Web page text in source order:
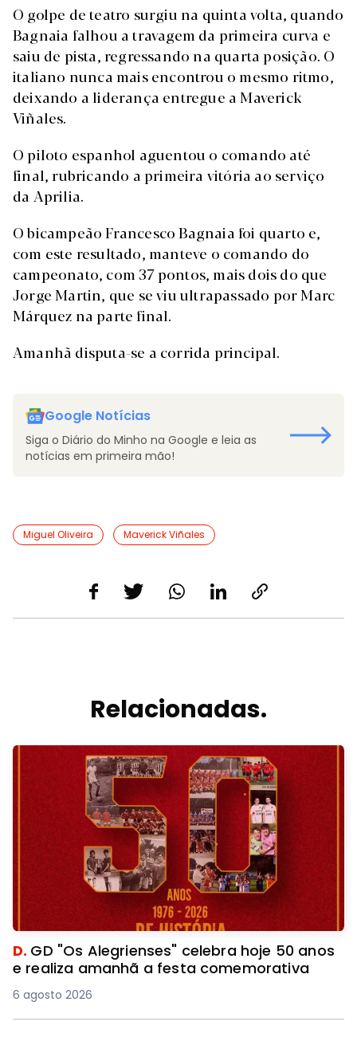
O golpe de teatro surgiu na quinta volta, quando
Bagnaia falhou a travagem da primeira curva e
saiu de pista, regressando na quarta posição. O
italiano nunca mais encontrou o mesmo ritmo,
deixando a liderança entregue a Maverick
Viñales.
O piloto espanhol aguentou o comando até
final, rubricando a primeira vitória ao serviço
da Aprilia.
O bicampeão Francesco Bagnaia foi quarto e,
com este resultado, manteve o comando do
campeonato, com 37 pontos, mais dois do que
Jorge Martin, que se viu ultrapassado por Marc
Márquez na parte final.
Amanhã disputa-se a corrida principal.
Google Notícias
Siga o Diário do Minho na Google e leia as
notícias em primeira mão!
Miguel Oliveira Maverick Viñales
Relacionadas.
D. GD "Os Alegrienses" celebra hoje 50 anos
e realiza amanhã a festa comemorativa
6 agosto 2026